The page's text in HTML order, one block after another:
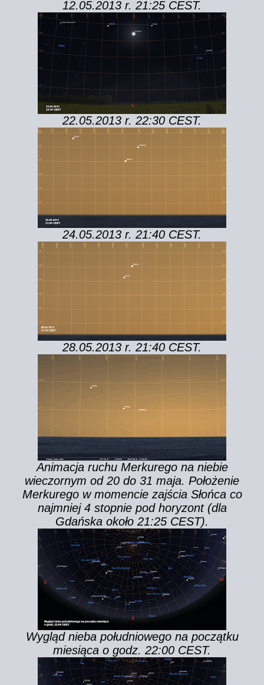
12.05.2013 r. 21:25 CEST.
22.05.2013 r. 22:30 CEST.
24.05.2013 r. 21:40 CEST.
28.05.2013 r. 21:40 CEST.
Animacja ruchu Merkurego na niebie
wieczornym od 20 do 31 maja. Położenie
Merkurego w momencie zajścia Słońca co
najmniej 4 stopnie pod horyzont (dla
Gdańska około 21:25 CEST).
Wygląd nieba południowego na początku
miesiąca o godz. 22:00 CEST.